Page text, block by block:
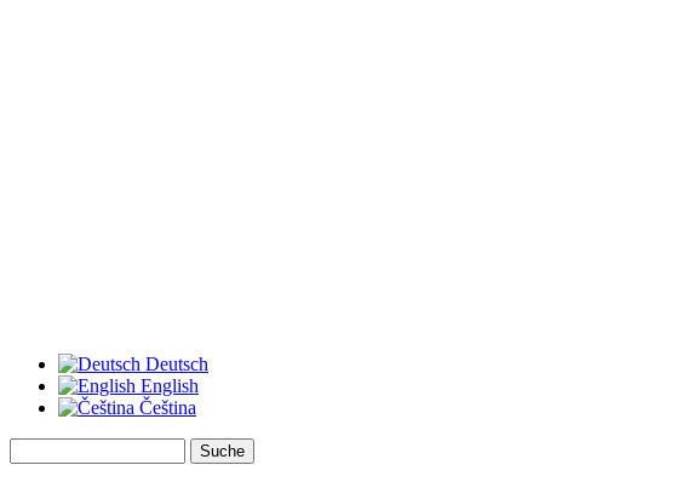
Deutsch
English
Čeština